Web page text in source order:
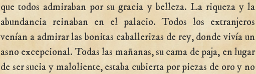
que todos admiraban por su gracia y belleza. La riqueza y la
abundancia reinaban en el palacio. Todos los extranjeros
venían a admirar las bonitas caballerizas de rey, donde vivía un
asno excepcional. Todas las mañanas, su cama de paja, en lugar
de ser sucia y maloliente, estaba cubierta por piezas de oro y no